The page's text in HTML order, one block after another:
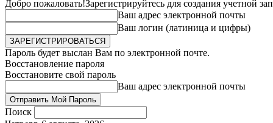
Добро пожаловать!Зарегистрируйтесь для создания учетной
Ваш адрес электронной почты
Ваш логин (латиница и цифры)
Пароль будет выслан Вам по электронной почте.
Восстановление пароля
Восстановите свой пароль
Ваш адрес электронной почты
Поиск